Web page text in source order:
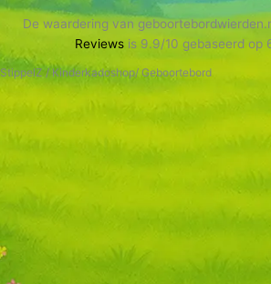
De waardering van
Reviewsis 9.9/10 gebaseerd op
StippelZ / Kinderkadoshop/ Geboortebord